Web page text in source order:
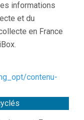
informations
et du
en France